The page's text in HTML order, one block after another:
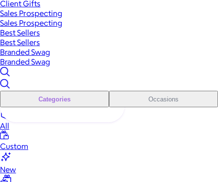
Client Gifts
Sales Prospecting
Sales Prospecting
Best Sellers
Best Sellers
Branded Swag
Branded Swag
Categories Occasions
All
Custom
New